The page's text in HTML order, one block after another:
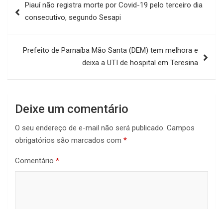
de
Piauí não registra morte por Covid-19 pelo terceiro dia
consecutivo, segundo Sesapi
Prefeito de Parnaíba Mão Santa (DEM) tem melhora e
deixa a UTI de hospital em Teresina
Deixe um comentário
O seu endereço de e-mail não será publicado. Campos
obrigatórios são marcados com *
Comentário *